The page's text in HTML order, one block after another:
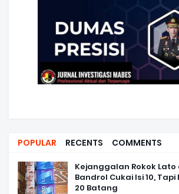
POPULAR RECENTS COMMENTS
Kejanggalan Rokok Lato
Bandrol Cukai Isi 10, Tapi
20 Batang